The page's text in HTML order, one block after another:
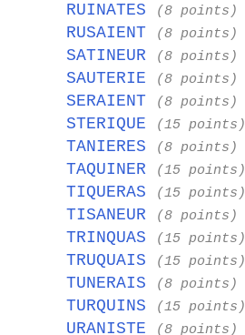
RUINATES (8 points)
RUSAIENT (8 points)
SATINEUR (8 points)
SAUTERIE (8 points)
SERAIENT (8 points)
STERIQUE (15 points)
TANIERES (8 points)
TAQUINER (15 points)
TIQUERAS (15 points)
TISANEUR (8 points)
TRINQUAS (15 points)
TRUQUAIS (15 points)
TUNERAIS (8 points)
TURQUINS (15 points)
URANISTE (8 points)